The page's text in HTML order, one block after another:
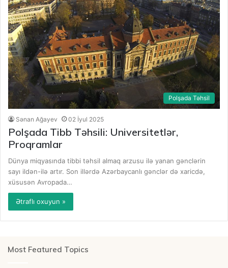
Polşada Təhsil
Sənan Ağayev 02 İyul 2025
Polşada Tibb Təhsili: Universitetlər,
Proqramlar
Dünya miqyasında tibbi təhsil almaq arzusu ilə yanan gənclərin
sayı ildən-ilə artır. Son illərdə Azərbaycanlı gənclər də xaricdə,
xüsusən Avropada…
Ətraflı oxuyun »
Most Featured Topics